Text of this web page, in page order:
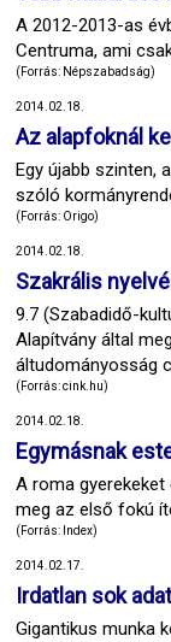
A 2012-2013-as
Centruma, ami
(Forrás: Népszabadság)
2014.02.18.
Az alapfoknál
Egy újabb szinten,
szóló
(Forrás: Origo)
2014.02.18.
Szakrális
9.7 (Szabadidő-
Alapítvány által
áltudományosság
(Forrás: cink.hu)
2014.02.18.
Egymásnak
A roma
meg az első fokú
(Forrás: Index)
2014.02.17.
Irdatlan sok
Gigantikus munka